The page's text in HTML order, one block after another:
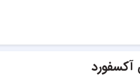
آکسفورد